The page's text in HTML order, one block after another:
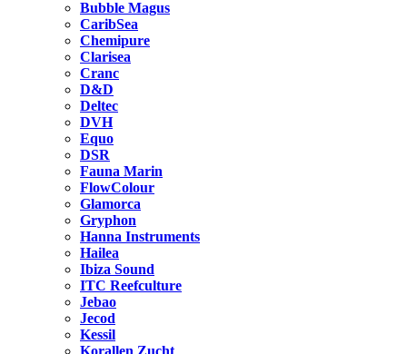
Bubble Magus
CaribSea
Chemipure
Clarisea
Cranc
D&D
Deltec
DVH
Equo
DSR
Fauna Marin
FlowColour
Glamorca
Gryphon
Hanna Instruments
Hailea
Ibiza Sound
ITC Reefculture
Jebao
Jecod
Kessil
Korallen Zucht